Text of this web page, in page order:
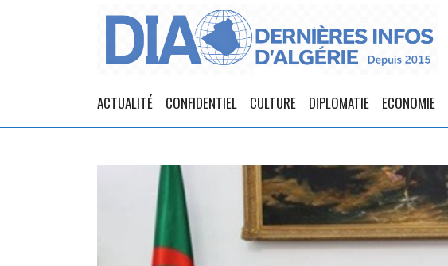
ACTUALITÉ CONFIDENTIEL CULTURE DIPLOMATIE ECONOMIE